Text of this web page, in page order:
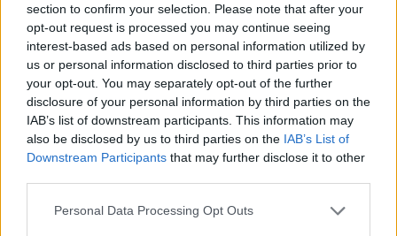
section to confirm your selection. Please note that after your
opt-out request is processed you may continue seeing
interest-based ads based on personal information utilized by
us or personal information disclosed to third parties prior to
your opt-out. You may separately opt-out of the further
disclosure of your personal information by third parties on the
IAB’s list of downstream participants. This information may
also be disclosed by us to third parties on the IAB’s List of
Downstream Participants that may further disclose it to other
Personal Data Processing Opt Outs
Ποιος είπε ότι στη Σοβιετική Ένωση δεν έκαναν σεξ;
Κρυφοκοιτάζοντας από την κλειδαρότρυπα
των Σοβιετικών, βλέπουμε τις σεξουαλικές
τους συνήθειες, τα ταμπού και τις
ανθρώπινες σχέσεις τους.